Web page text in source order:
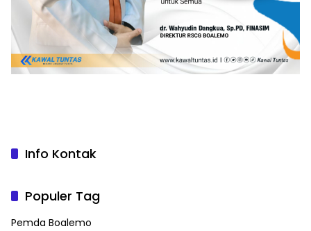
Info Kontak
Populer Tag
Pemda Boalemo